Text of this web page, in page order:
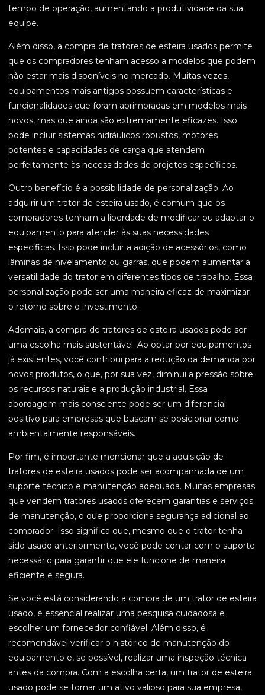
tempo de operação, aumentando a produtividade da sua
equipe.
Além disso, a compra de tratores de esteira usados permite
que os compradores tenham acesso a modelos que podem
não estar mais disponíveis no mercado. Muitas vezes,
equipamentos mais antigos possuem características e
funcionalidades que foram aprimoradas em modelos mais
novos, mas que ainda são extremamente eficazes. Isso
pode incluir sistemas hidráulicos robustos, motores
potentes e capacidades de carga que atendem
perfeitamente às necessidades de projetos específicos.
Outro benefício é a possibilidade de personalização. Ao
adquirir um trator de esteira usado, é comum que os
compradores tenham a liberdade de modificar ou adaptar o
equipamento para atender às suas necessidades
específicas. Isso pode incluir a adição de acessórios, como
lâminas de nivelamento ou garras, que podem aumentar a
versatilidade do trator em diferentes tipos de trabalho. Essa
personalização pode ser uma maneira eficaz de maximizar
o retorno sobre o investimento.
Ademais, a compra de tratores de esteira usados pode ser
uma escolha mais sustentável. Ao optar por equipamentos
já existentes, você contribui para a redução da demanda por
novos produtos, o que, por sua vez, diminui a pressão sobre
os recursos naturais e a produção industrial. Essa
abordagem mais consciente pode ser um diferencial
positivo para empresas que buscam se posicionar como
ambientalmente responsáveis.
Por fim, é importante mencionar que a aquisição de
tratores de esteira usados pode ser acompanhada de um
suporte técnico e manutenção adequada. Muitas empresas
que vendem tratores usados oferecem garantias e serviços
de manutenção, o que proporciona segurança adicional ao
comprador. Isso significa que, mesmo que o trator tenha
sido usado anteriormente, você pode contar com o suporte
necessário para garantir que ele funcione de maneira
eficiente e segura.
Se você está considerando a compra de um trator de esteira
usado, é essencial realizar uma pesquisa cuidadosa e
escolher um fornecedor confiável. Além disso, é
recomendável verificar o histórico de manutenção do
equipamento e, se possível, realizar uma inspeção técnica
antes da compra. Com a escolha certa, um trator de esteira
usado pode se tornar um ativo valioso para sua empresa,